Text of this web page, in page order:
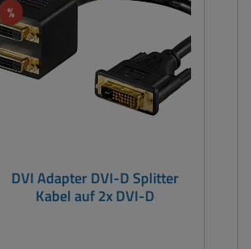
%Rabatt
DVI Adapter DVI-D Splitter
Kabel auf 2x DVI-D